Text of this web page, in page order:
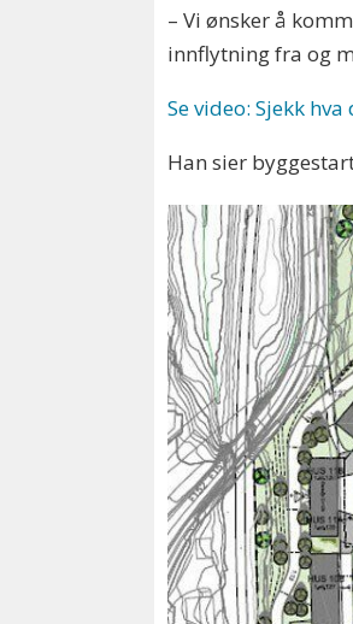
– Vi ønsker å
innflytning fra og
Se video: Sjekk
Han sier